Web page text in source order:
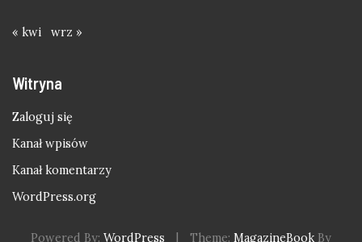
« kwi wrz »
Witryna
Zaloguj się
Kanał wpisów
Kanał komentarzy
WordPress.org
Powered By: WordPress Theme: MagazineBook By